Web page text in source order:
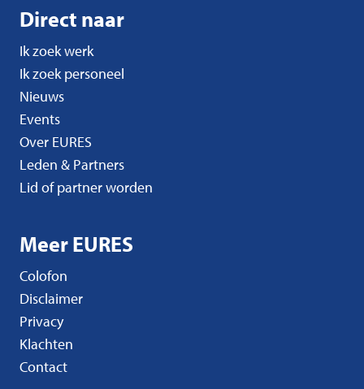
Direct naar
Ik zoek werk
Ik zoek personeel
Nieuws
Events
Over EURES
Leden & Partners
Lid of partner worden
Meer EURES
Colofon
Disclaimer
Privacy
Klachten
Contact